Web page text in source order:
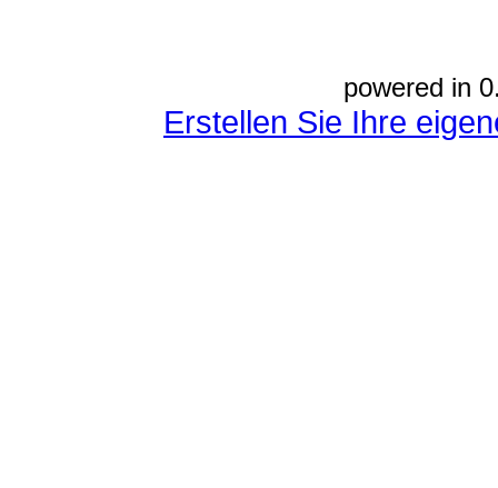
powered in
Erstellen Sie Ihre